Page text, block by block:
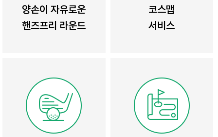
양손이 자유로운
핸즈프리 라운드
코스맵
서비스